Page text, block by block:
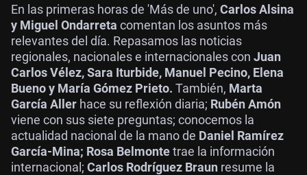
En las primeras horas de 'Más de uno', Carlos Alsina
y Miguel Ondarreta comentan los asuntos más
relevantes del día. Repasamos las noticias
regionales, nacionales e internacionales con Juan
Carlos Vélez, Sara Iturbide, Manuel Pecino, Elena
Bueno y María Gómez Prieto. También, Marta
García Aller hace su reflexión diaria; Rubén Amón
viene con sus siete preguntas; conocemos la
actualidad nacional de la mano de Daniel Ramírez
García-Mina; Rosa Belmontetrae la información
internacional; Carlos Rodríguez Braun resume la